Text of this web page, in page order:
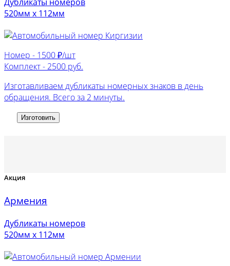
520мм х 112мм
Номер - 1500 ₽/шт
Комплект - 2500 руб.
Изготавливаем дубликаты номерных знаков в день
обращения. Всего за 2 минуты.
Изготовить
Акция
Армения
Дубликаты номеров
520мм х 112мм